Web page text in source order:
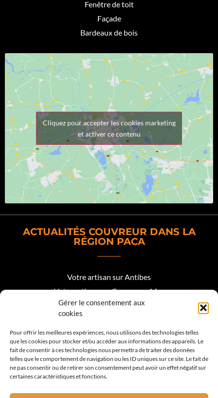
Gérer le consentement aux
cookies
Pour offrir les meilleures expériences, nous utilisons des technologies telles
que les cookies pour stocker et/ou accéder aux informations des appareils. Le
fait de consentir à ces technologies nous permettra de traiter des données
telles que le comportement de navigation ou les ID uniques sur ce site. Le fait de
ne pas consentir ou de retirer son consentement peut avoir un effet négatif sur
certaines caractéristiques et fonctions.
Fenêtre de toit
Façade
Bardeaux de bois
Cliquez pour accepter les cookies marketing
et activer ce contenu
ACTUALITÉS COUVREUR DANS LA
RÉGION PACA
Votre artisan sur Antibes
Votre artisan sur Cagnes sur Mer
Votre artisan sur Biot
Votre artisan Roquefort les Pins
Votre artisan sur Valbonne